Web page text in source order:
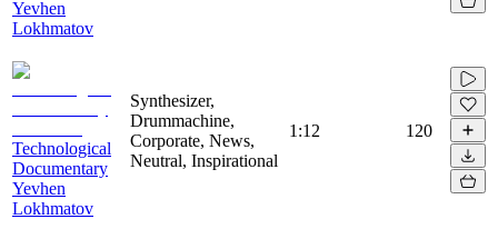
Yevhen
Lokhmatov
Technological
Documentary
Yevhen
Lokhmatov
Synthesizer,
Drummachine,
Corporate, News,
Neutral, Inspirational
1:12 120